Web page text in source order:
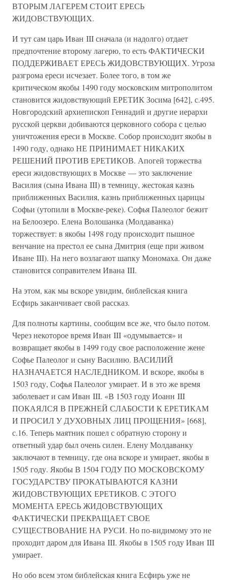
ВТОРЫМ ЛАГЕРЕМ СТОИТ ЕРЕСЬ
ЖИДОВСТВУЮЩИХ.
И тут сам царь Иван III сначала (и надолго) отдает
предпочтение второму лагерю, то есть ФАКТИЧЕСКИ
ПОДДЕРЖИВАЕТ ЕРЕСЬ ЖИДОВСТВУЮЩИХ. Угроза
разгрома ереси исчезает. Более того, в том же
критическом якобы 1490 году московским митрополитом
становится жидовствующий ЕРЕТИК Зосима [642], с.495.
Новгородский архиепископ Геннадий и другие иерархи
русской церкви добиваются церковного собора с целью
уничтожения ереси в Москве. Собор происходит якобы в
1490 году, однако НЕ ПРИНИМАЕТ НИКАКИХ
РЕШЕНИЙ ПРОТИВ ЕРЕТИКОВ. Апогей торжества
ереси жидовствующих в Москве — это заключение
Василия (сына Ивана III) в темницу, жестокая казнь
приближенных Василия, казнь приближенных царицы
Софьи (утопили в Москве-реке). Софья Палеолог бежит
на Белоозеро. Елена Волошанка (Молдаванка)
торжествует: в якобы 1498 году происходит пышное
венчание на престол ее сына Дмитрия (еще при живом
Иване III). На него возлагают шапку Мономаха. Он даже
становится соправителем Ивана III.
На этом, как мы вскоре увидим, библейская книга
Есфирь заканчивает свой рассказ.
Для полноты картины, сообщим все же, что было потом.
Через некоторое время Иван III «одумывается» и
возвращает якобы в 1499 году свое расположение жене
Софье Палеолог и сыну Василию. ВАСИЛИЙ
НАЗНАЧАЕТСЯ НАСЛЕДНИКОМ. И вскоре, якобы в
1503 году, Софья Палеолог умирает. И в это же время
заболевает и сам Иван III. «В 1503 году Иоанн III
ПОКАЯЛСЯ В ПРЕЖНЕЙ СЛАБОСТИ К ЕРЕТИКАМ
И ПРОСИЛ У ДУХОВНЫХ ЛИЦ ПРОЩЕНИЯ» [668],
с.16. Теперь маятник пошел с обратную сторону и
ответный удар был очень силен. Елену Молдаванку
заключают в темницу, где она вскоре и умирает, якобы в
1505 году. Якобы В 1504 ГОДУ ПО МОСКОВСКОМУ
ГОСУДАРСТВУ ПРОКАТЫВАЮТСЯ КАЗНИ
ЖИДОВСТВУЮЩИХ ЕРЕТИКОВ. С ЭТОГО
МОМЕНТА ЕРЕСЬ ЖИДОВСТВУЮЩИХ
ФАКТИЧЕСКИ ПРЕКРАЩАЕТ СВОЕ
СУЩЕСТВОВАНИЕ НА РУСИ. Но по-видимому это не
проходит даром для Ивана III. Якобы в 1505 году Иван III
умирает.
Но обо всем этом библейская книга Есфирь уже не